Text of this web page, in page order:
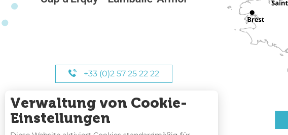
+33 (0)2 57 25 22 22
UNSERE STUNDEN
Verwaltung von Cookie-
Einstellungen